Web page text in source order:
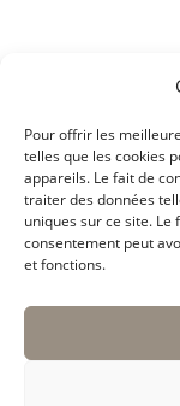
Pour offrir les
telles que les cookies
appareils. Le fait de
traiter des données
uniques sur ce site.
consentement peut
et fonctions.
Recibe